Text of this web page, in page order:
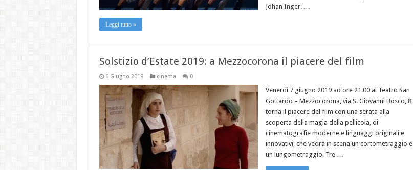
Johan Inger. …
Leggi tutto »
Solstizio d’Estate 2019: a Mezzocorona il piacere del film
6 Giugno 2019 cinema 0
Venerdì 7 giugno 2019 ad ore 21.00 al Teatro San
Gottardo – Mezzocorona, via S. Giovanni Bosco, 8
torna il piacere del film con una serata alla
scoperta della magia della pellicola, di
cinematografie moderne e linguaggi originali e
innovativi, che vedrà in scena un cortometraggio e
un lungometraggio. Tre …